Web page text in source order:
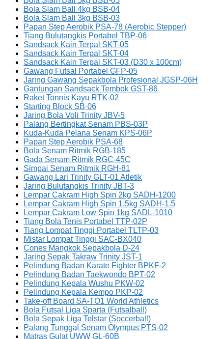
Bola Slam Ball 4kg BSB-04
Bola Slam Ball 3kg BSB-03
Papan Step Aerobik PSA-78 (Aerobic Stepper)
Tiang Bulutangkis Portabel TBP-06
Sandsack Kain Terpal SKT-05
Sandsack Kain Terpal SKT-04
Sandsack Kain Terpal SKT-03 (D30 x 100cm)
Gawang Futsal Portabel GFP-05
Jaring Gawang Sepakbola Profesional JGSP-06H
Gantungan Sandsack Tembok GST-86
Raket Tonnis Kayu RTK-02
Starting Block SB-06
Jaring Bola Voli Trinity JBV-5
Palang Bertingkat Senam PBS-03P
Kuda-Kuda Pelana Senam KPS-06P
Papan Step Aerobik PSA-68
Bola Senam Ritmik RGB-185
Gada Senam Ritmik RGC-45C
Simpai Senam Ritmik RGH-81
Gawang Lari Trinity GLT-01 Atletik
Jaring Bulutangkis Trinity JBT-3
Lempar Cakram High Spin 2kg SADH-1200
Lempar Cakram High Spin 1.5kg SADH-1.5
Lempar Cakram Low Spin 1kg SADL-1010
Tiang Bola Tenis Portabel TTP-02P
Tiang Lompat Tinggi Portabel TLTP-03
Mistar Lompat Tinggi SAC-BX040
Cones Mangkok Sepakbola D-24
Jaring Sepak Takraw Trinity JST-1
Pelindung Badan Karate Fighter BPKF-2
Pelindung Badan Taekwondo BPT-02
Pelindung Kepala Wushu PKW-02
Pelindung Kepala Kempo PKP-02
Take-off Board SA-TO1 World Athletics
Bola Futsal Liga Sparta (Futsalball)
Bola Sepak Liga Telstar (Soccerball)
Palang Tunggal Senam Olympus PTS-02
Matras Gulat UWW GL-60B